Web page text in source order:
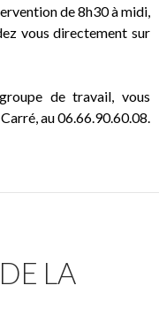
de 8h30 à midi,
vous directement sur
de travail, vous
au 06.66.90.60.08.
LA